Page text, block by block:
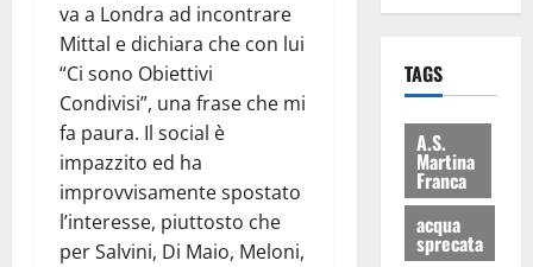
va a Londra ad incontrare
Mittal e dichiara che con lui
“Ci sono Obiettivi
Condivisi”, una frase che mi
fa paura. Il social è
impazzito ed ha
improvvisamente spostato
l’interesse, piuttosto che
per Salvini, Di Maio, Meloni,
TAGS
A.S.
Martina
Franca
acqua
sprecata